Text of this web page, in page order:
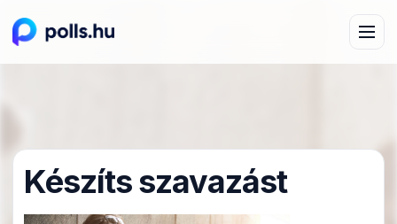
Készíts szavazást